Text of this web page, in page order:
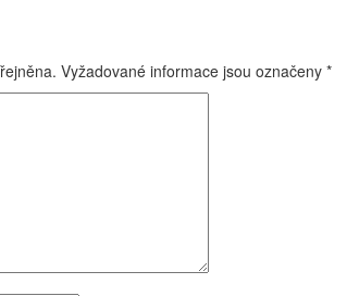
Vyžadované informace jsou označeny *